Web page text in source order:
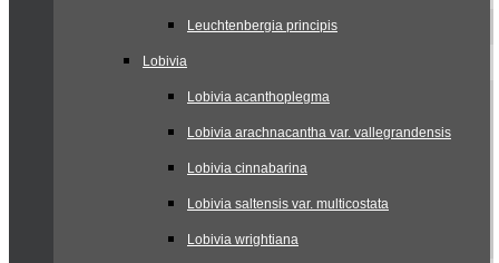
Leuchtenbergia principis
Lobivia
Lobivia acanthoplegma
Lobivia arachnacantha var. vallegrandensis
Lobivia cinnabarina
Lobivia saltensis var. multicostata
Lobivia wrightiana